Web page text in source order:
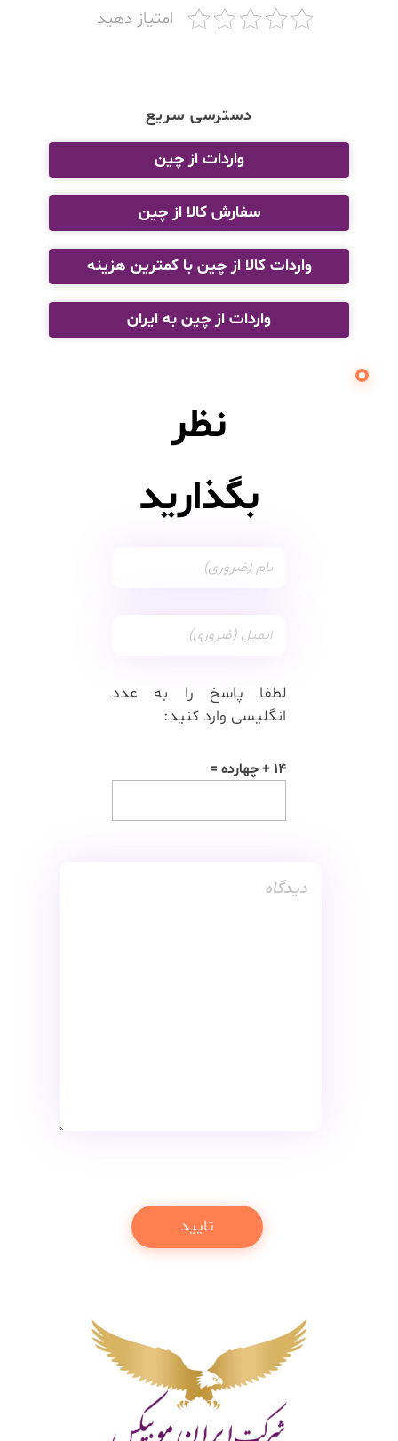
امتیاز دهید
دسترسی سریع
واردات از چین
سفارش کالا از چین
واردات کالا از چین با کمترین هزینه
واردات از چین به ایران
نظر
بگذارید
لطفا پاسخ را به عدد
انگلیسی وارد کنید:
14 + چهارده =